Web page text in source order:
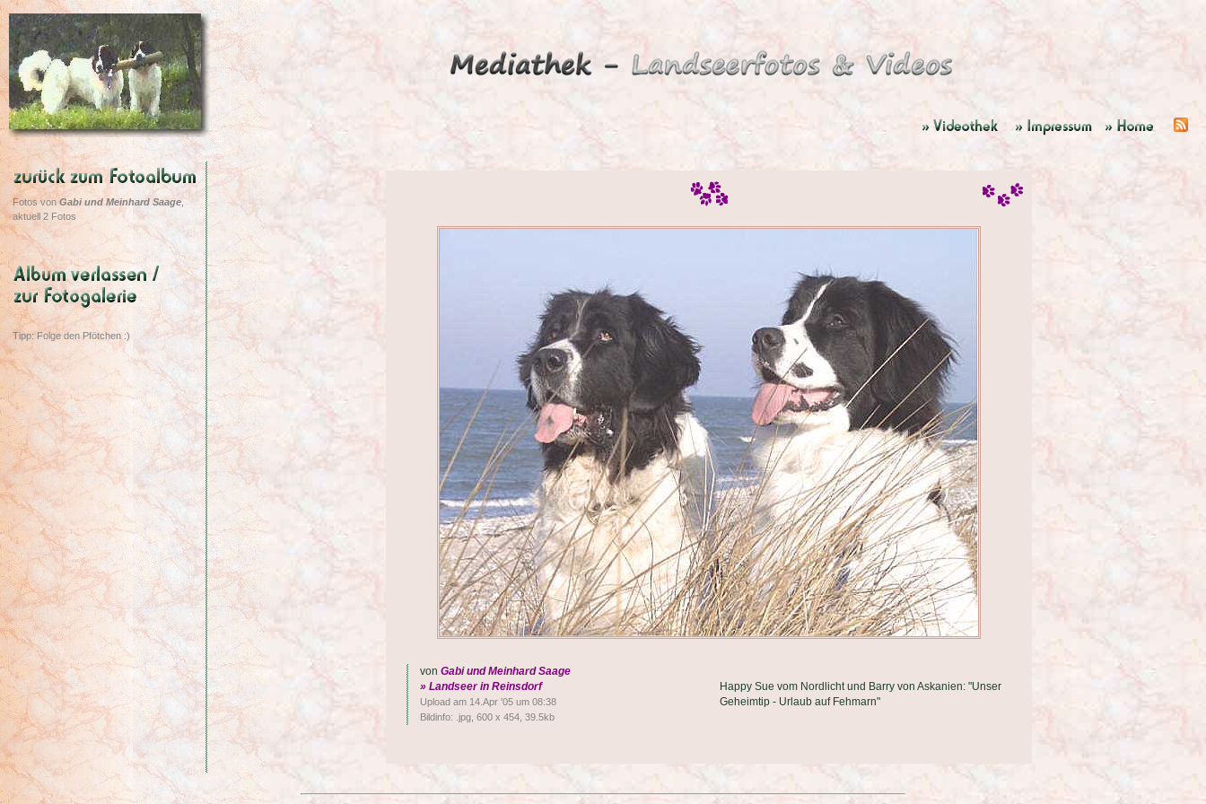
Fotos von Gabi und Meinhard Saage
aktuell 2 Fotos
Tipp: Folge den Pfötchen :)
von Gabi und Meinhard Saage
» Landseer in Reinsdorf
Upload am 14.Apr '05 um 08:38
Bildinfo: .jpg, 600 x 454, 39.5kb
Happy Sue vom Nordlicht und Barry von Askanien: "Unser
Geheimtip - Urlaub auf Fehmarn"